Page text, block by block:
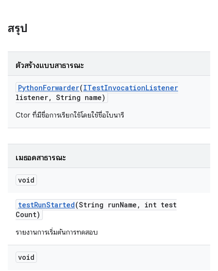
สรุป
ตัวสร้างแบบสาธารณะ
PythonForwarder(ITestInvocationListener
listener, String name)
Ctor ที่มีชื่อการเรียกใช้โดยใช้ชื่อไบนารี
เมธอดสาธารณะ
void
testRunStarted(String runName ,
int test
Count)
รายงานการเริ่มต้นการทดสอบ
void